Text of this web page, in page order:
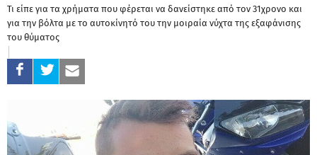
Τι είπε για τα χρήματα που φέρεται να δανείστηκε από τον 31χρονο και
για την βόλτα με το αυτοκίνητό του την μοιραία νύχτα της εξαφάνισης
του θύματος